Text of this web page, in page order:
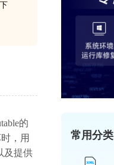
的
，用
及提供
常用分类